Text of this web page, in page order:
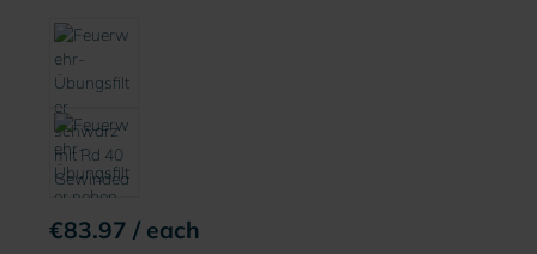
€83.97 / each